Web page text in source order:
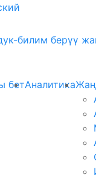
билим берүү
бетАналитика